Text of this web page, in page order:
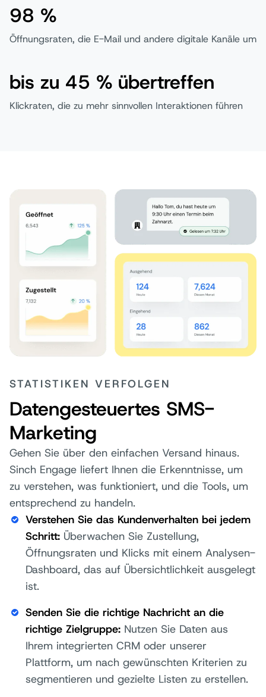
98 %
Öffnungsraten, die E-Mail und andere digitale Kanäle um
bis zu 45 % übertreffen
Klickraten, die zu mehr sinnvollen Interaktionen führen
STATISTIKEN VERFOLGEN
Datengesteuertes SMS-
Marketing
Gehen Sie über den einfachen Versand hinaus.
Sinch Engage liefert Ihnen die Erkenntnisse, um
zu verstehen, was funktioniert, und die Tools, um
entsprechend zu handeln.
Verstehen Sie das Kundenverhalten bei jedem
Schritt: Überwachen Sie Zustellung,
Öffnungsraten und Klicks mit einem Analysen-
Dashboard, das auf Übersichtlichkeit ausgelegt
ist.
Senden Sie die richtige Nachricht an die
richtige Zielgruppe: Nutzen Sie Daten aus
Ihrem integrierten CRM oder unserer
Plattform, um nach gewünschten Kriterien zu
segmentieren und gezielte Listen zu erstellen.